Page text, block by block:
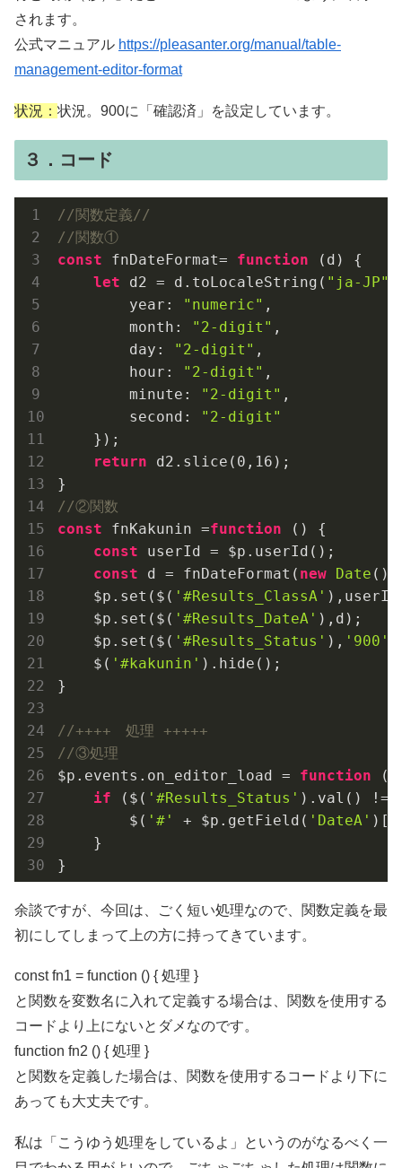
されます。
公式マニュアル https://pleasanter.org/manual/table-
management-editor-format
状況： 状況。900に「確認済」を設定しています。
３．コード
//関数定義//
//関数①
const fnDateFormat= function ( d ) {
let d2 = d.toLocaleString( "ja-JP"
year : "numeric" ,
month : "2-digit" ,
day : "2-digit" ,
hour : "2-digit" ,
minute : "2-digit" ,
second :
"2-digit"
    });
return d2.slice( 0 , 16 );
//②関数
const fnKakunin =function ( ) {
const userId = $p.userId();
const d = fnDateFormat( new Date
    $p.set($(
'#Results_ClassA'
    $p.set($(
'#Results_DateA' ),d);
    $p.set($(
'#Results_Status' ), '900'
    $(
'#kakunin' ).hide();
}
//++++　処理 +++++
//③処理
$p.events.on_editor_load = function (
if ($( '#Results_Status' ).val()
        $(
'#' + $p.getField( 'DateA' )[
    }
}
余談ですが、今回は、ごく短い処理なので、関数定義を最
初にしてしまって上の方に持ってきています。
const fn1 = function () { 処理 }
と関数を変数名に入れて定義する場合は、関数を使用する
コードより上にないとダメなのです。
function fn2 () { 処理 }
と関数を定義した場合は、関数を使用するコードより下に
あっても大丈夫です。
私は「こうゆう処理をしているよ」というのがなるべく一